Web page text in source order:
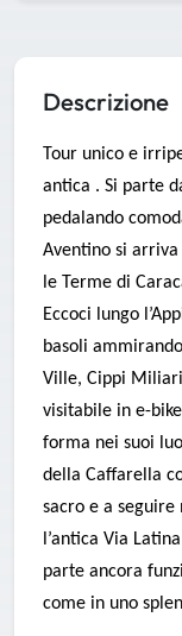
Descrizione
Tour unico e
antica . Si parte
pedalando
Aventino si
le Terme di
Eccoci lungo
basoli
Ville, Cippi
visitabile in e-
forma nei suoi
della Caffarella
sacro e a
l’antica Via
parte ancora
come in uno